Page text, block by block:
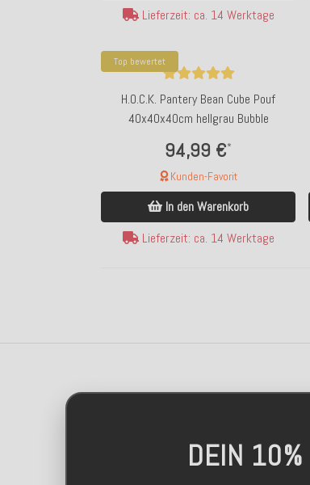
Lieferzeit: ca. 14 Werktage
Top bewertet
H.O.C.K. Pantery Bean Cube Pouf
40x40x40cm hellgrau Bubble
94,99 €*
Kunden-Favorit
In den Warenkorb
Lieferzeit: ca. 14 Werktage
DEIN 10%